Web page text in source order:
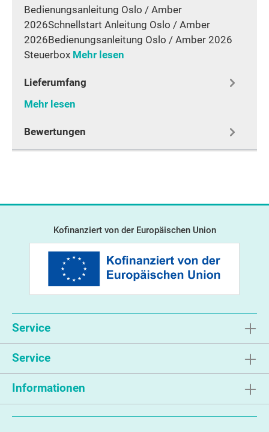
Bedienungsanleitung Oslo / Amber
2026Schnellstart Anleitung Oslo / Amber
2026Bedienungsanleitung Oslo / Amber 2026
Steuerbox Mehr lesen
Lieferumfang
Mehr lesen
Bewertungen
Kofinanziert von der Europäischen Union
Service
Service
Informationen